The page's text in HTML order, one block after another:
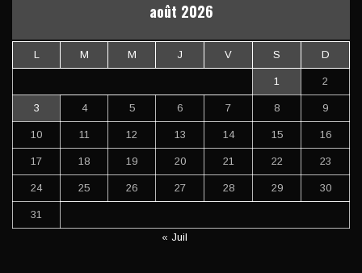
août 2026
L M M J V S D
1 2
3 4 5 6 7 8 9
10 11 12 13 14 15 16
17 18 19 20 21 22 23
24 25 26 27 28 29 30
31
« Juil